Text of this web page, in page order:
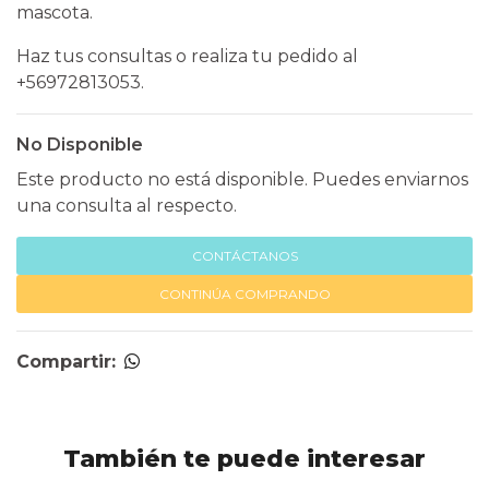
mascota.
Haz tus consultas o realiza tu pedido al
+56972813053.
No Disponible
Este producto no está disponible. Puedes enviarnos
una consulta al respecto.
CONTÁCTANOS
CONTINÚA COMPRANDO
Compartir:
También te puede interesar